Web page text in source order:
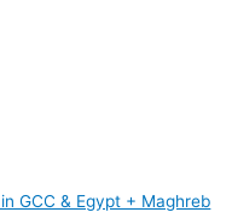
GCC & Egypt + Maghreb